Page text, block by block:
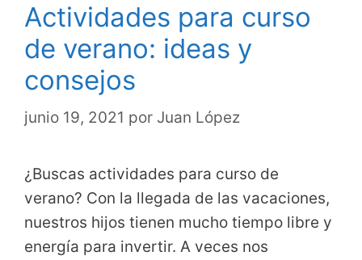
Actividades para curso
de verano: ideas y
consejos
junio 19, 2021 por Juan López
¿Buscas actividades para curso de
verano? Con la llegada de las vacaciones,
nuestros hijos tienen mucho tiempo libre y
energía para invertir. A veces nos